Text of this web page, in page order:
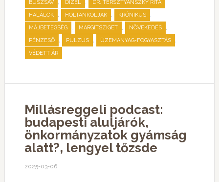
BUSZSÁV , DÍZEL , DR. TERSZTYÁNSZKY RITA ,
HALÁLOK , HOLTANKOLJAK , KRÓNIKUS ,
MÁJBETEGSÉG , MARGITSZIGET , NÖVEKEDÉS ,
PÉNZESŐ , PULZUS , ÜZEMANYAG-FOGYASZTÁS ,
VÉDETT ÁR
Millásreggeli podcast:
budapesti aluljárók,
önkormányzatok gyámság
alatt?, lengyel tőzsde
2025-03-06